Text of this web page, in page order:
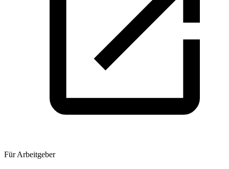
Für Arbeitgeber